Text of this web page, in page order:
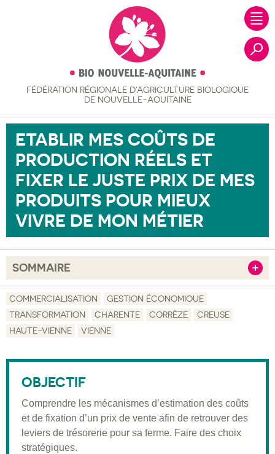
FÉDÉRATION RÉGIONALE D’AGRICULTURE BIOLOGIQUE
DE NOUVELLE-AQUITAINE
ETABLIR MES COÛTS DE
PRODUCTION RÉELS ET
FIXER LE JUSTE PRIX DE MES
PRODUITS POUR MIEUX
VIVRE DE MON MÉTIER
SOMMAIRE
Description
Pré-requis
Validation
Moyens pédagogiques
Informations pratiques
COMMERCIALISATION
GESTION ÉCONOMIQUE
TRANSFORMATION
CHARENTE CORRÈZE
CREUSE
HAUTE-VIENNE
VIENNE
OBJECTIF
Comprendre les mécanismes d’estimation des coûts
et de fixation d’un prix de vente afin de retrouver des
leviers de trésorerie pour sa ferme. Faire des choix
stratégiques.